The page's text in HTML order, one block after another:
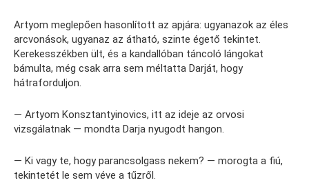
Artyom meglepően hasonlított az apjára: ugyanazok az éles
arcvonások, ugyanaz az átható, szinte égető tekintet.
Kerekesszékben ült, és a kandallóban táncoló lángokat
bámulta, még csak arra sem méltatta Darját, hogy
hátraforduljon.
— Artyom Konsztantyinovics, itt az ideje az orvosi
vizsgálatnak — mondta Darja nyugodt hangon.
— Ki vagy te, hogy parancsolgass nekem? — morogta a fiú,
tekintetét le sem véve a tűzről.